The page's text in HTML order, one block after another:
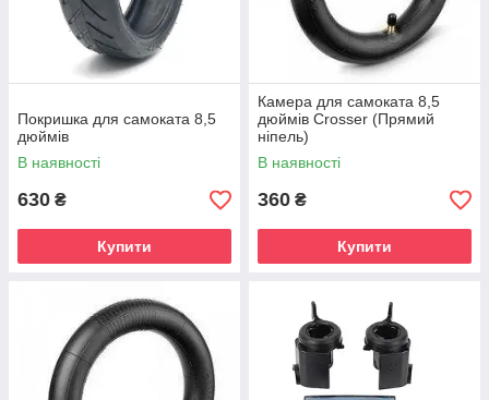
Покришка для самоката 8,5
дюймів
В наявності
630 ₴
Купити
Камера для самоката 8,5
дюймів Crosser (Прямий
ніпель)
В наявності
360 ₴
Купити